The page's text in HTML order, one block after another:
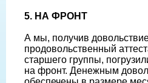
5. НА ФРОНТ
А мы, получив
продовольственный
старшего группы,
на фронт. Денежным